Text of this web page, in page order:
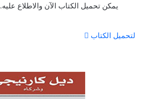
يمكن تحميل الكتاب الآن والاطلاع عليه.
لتحميل الكتاب